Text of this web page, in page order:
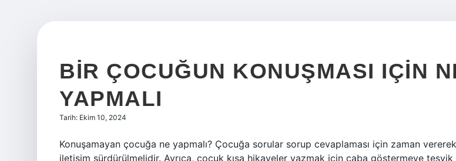
BIR ÇOCUĞUN KONUŞMASI IÇIN
YAPMALI
Tarih: Ekim 10, 2024
Konuşamayan çocuğa ne yapmalı? Çocuğa sorular sorup cevaplaması için zaman
iletişim sürdürülmelidir. Ayrıca, çocuk kısa hikayeler yazmak için çaba göstermeye teşvik